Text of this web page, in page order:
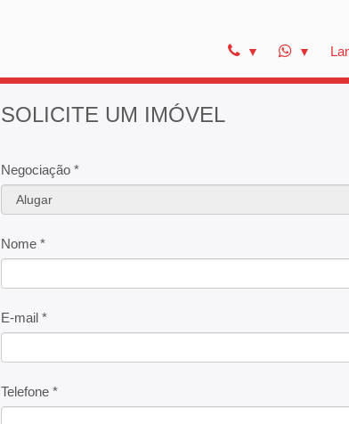
SOLICITE UM IMÓVEL
Negociação *
Nome *
E-mail *
Telefone *